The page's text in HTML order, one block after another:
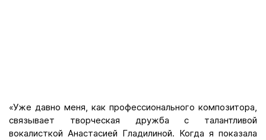
«Уже давно меня, как профессионального композитора,
связывает творческая дружба с талантливой
вокалисткой Анастасией Гладилиной. Когда я показала